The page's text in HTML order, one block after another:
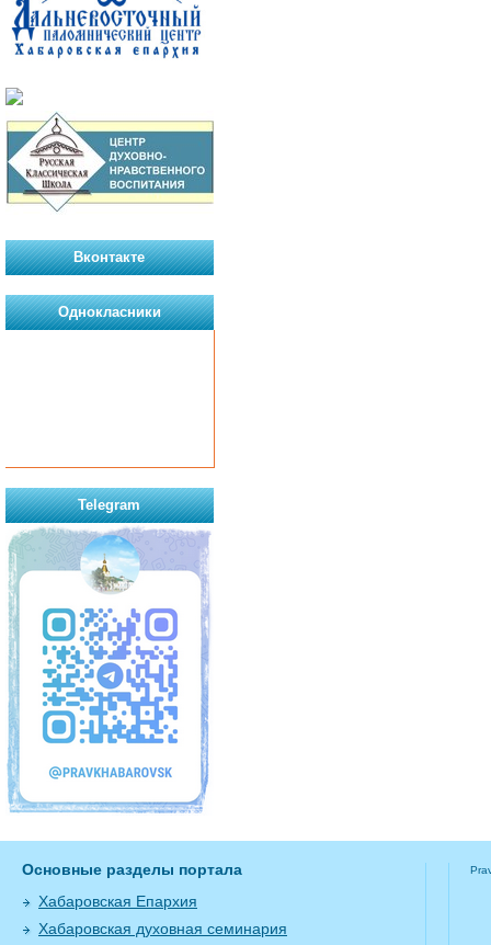
Вконтакте
Однокласники
Telegram
Основные разделы портала
Хабаровская Епархия
Хабаровская духовная семинария